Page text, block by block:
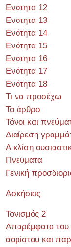
Ενότητα 12
Ενότητα 13
Ενότητα 14
Ενότητα 15
Ενότητα 16
Ενότητα 17
Ενότητα 18
Τι να προσέχω
Το άρθρο
Τόνοι και
Διαίρεση
Α κλίση
Πνεύματα
Γενική
Ασκήσεις
Τονισμός 2
Απαρέμφατα του
αορίστου και